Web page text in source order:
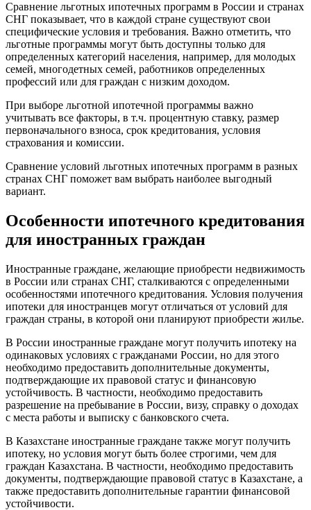
Сравнение льготных ипотечных программ в России и странах
СНГ показывает, что в каждой стране существуют свои
специфические условия и требования. Важно отметить, что
льготные программы могут быть доступны только для
определенных категорий населения, например, для молодых
семей, многодетных семей, работников определенных
профессий или для граждан с низким доходом.
При выборе льготной ипотечной программы важно
учитывать все факторы, в т.ч. процентную ставку, размер
первоначального взноса, срок кредитования, условия
страхования и комиссии.
Сравнение условий льготных ипотечных программ в разных
странах СНГ поможет вам выбрать наиболее выгодный
вариант.
Особенности ипотечного кредитования
для иностранных граждан
Иностранные граждане, желающие приобрести недвижимость
в России или странах СНГ, сталкиваются с определенными
особенностями ипотечного кредитования. Условия получения
ипотеки для иностранцев могут отличаться от условий для
граждан страны, в которой они планируют приобрести жилье.
В России иностранные граждане могут получить ипотеку на
одинаковых условиях с гражданами России, но для этого
необходимо предоставить дополнительные документы,
подтверждающие их правовой статус и финансовую
устойчивость. В частности, необходимо предоставить
разрешение на пребывание в России, визу, справку о доходах
с места работы и выписку с банковского счета.
В Казахстане иностранные граждане также могут получить
ипотеку, но условия могут быть более строгими, чем для
граждан Казахстана. В частности, необходимо предоставить
документы, подтверждающие правовой статус в Казахстане, а
также предоставить дополнительные гарантии финансовой
устойчивости.